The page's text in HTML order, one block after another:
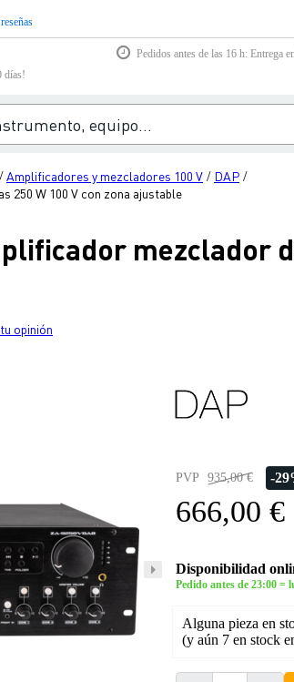
Pedidos antes de las 16 h: Entrega
días!
/Amplificadores y mezcladores 100 V / DAP /
250 W 100 V con zona ajustable
mezclador
opinión
PVP 935,00 € -
666,00 €
Disponibilidad
Pedido antes de 23:00 =
Alguna pieza en
(y aún 7 en stock